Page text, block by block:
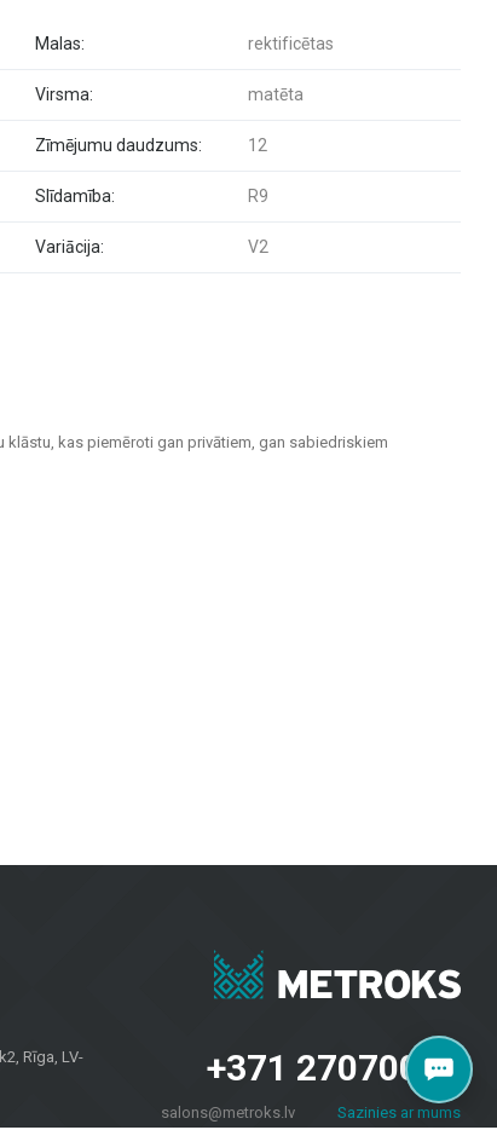
Malas: rektificētas
Virsma: matēta
Zīmējumu daudzums: 12
Slīdamība: R9
Variācija: V2
kas piemēroti gan privātiem, gan sabiedriskiem
Rīga, LV-
+371 27070040
salons@metroks.lv Sazinies ar mums